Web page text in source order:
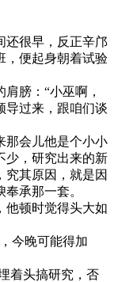
还很早，反正辛邝
，便起身朝着试验
膀：“小巫啊，
导过来，跟咱们谈
那会儿他是个小小
少，研究出来的新
究其原因，就是因
承那一套。
他顿时觉得头大如
今晚可能得加
着头搞研究，否